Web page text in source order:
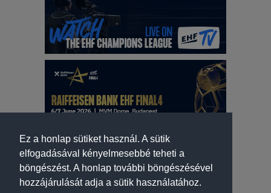
Ez a honlap sütiket használ. A sütik
elfogadásával kényelmesebbé teheti a
böngészést. A honlap további böngészésével
hozzájárulását adja a sütik használatához.